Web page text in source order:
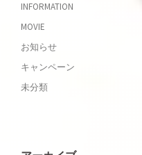
INFORMATION
MOVIE
お知らせ
キャンペーン
未分類